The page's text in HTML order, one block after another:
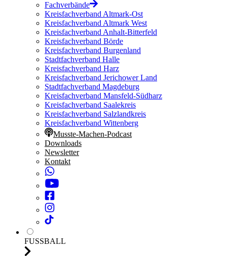
Fachverbände
Kreisfachverband Altmark-Ost
Kreisfachverband Altmark West
Kreisfachverband Anhalt-Bitterfeld
Kreisfachverband Börde
Kreisfachverband Burgenland
Stadtfachverband Halle
Kreisfachverband Harz
Kreisfachverband Jerichower Land
Stadtfachverband Magdeburg
Kreisfachverband Mansfeld-Südharz
Kreisfachverband Saalekreis
Kreisfachverband Salzlandkreis
Kreisfachverband Wittenberg
Musste-Machen-Podcast
Downloads
Newsletter
Kontakt
FUSSBALL